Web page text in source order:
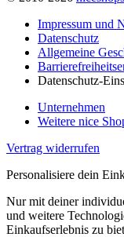
Impressum und
Datenschutz
Allgemeine
Datenschutz-
Unternehmen
Weitere nice
Vertrag widerrufen
Personalisiere dein
Nur mit deiner
und weitere
Einkaufserlebnis zu